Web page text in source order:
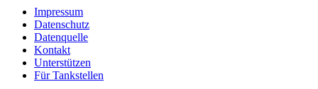
Impressum
Datenschutz
Datenquelle
Kontakt
Unterstützen
Für Tankstellen